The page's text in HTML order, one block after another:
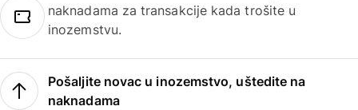
naknadama za transakcije kada trošite u
inozemstvu.
Pošaljite novac u inozemstvo, uštedite na
naknadama